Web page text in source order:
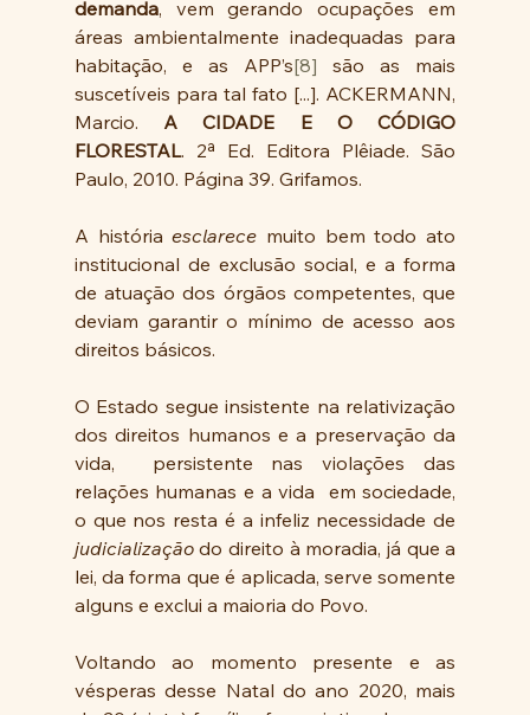
demanda, vem gerando ocupações em
áreas ambientalmente inadequadas para
habitação, e as APP’s[8] são as mais
suscetíveis para tal fato [...]. ACKERMANN,
Marcio. A CIDADE E O CÓDIGO
FLORESTAL. 2ª Ed. Editora Plêiade. São
Paulo, 2010. Página 39. Grifamos.
A história esclarece muito bem todo ato
institucional de exclusão social, e a forma
de atuação dos órgãos competentes, que
deviam garantir o mínimo de acesso aos
direitos básicos.
O Estado segue insistente na relativização
dos direitos humanos e a preservação da
vida,  persistente nas violações das
relações humanas e a vida  em sociedade,
judicialização do direito à moradia, já que a
lei, da forma que é aplicada, serve somente
alguns e exclui a maioria do Povo.
Voltando ao momento presente e as
vésperas desse Natal do ano 2020, mais